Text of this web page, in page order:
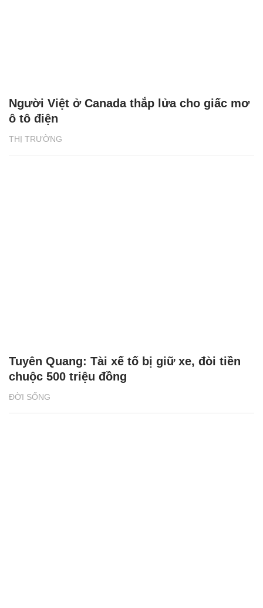
THỊ TRƯỜNG
Người Việt ở Canada thắp lửa cho giấc mơ
ô tô điện
ĐỜI SỐNG
Tuyên Quang: Tài xế tố bị giữ xe, đòi tiền
chuộc 500 triệu đồng